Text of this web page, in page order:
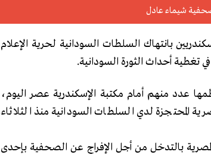
بانتهاك السلطات السودانية لحرية الإعلام
تغطية أحداث الثورة السودانية.
عدد منهم أمام مكتبة الإسكندرية عصر اليوم،
المحتجزة لدي السلطات السودانية منذ الثلاثاء
بالتدخل من أجل الإفراج عن الصحفية بإحدى